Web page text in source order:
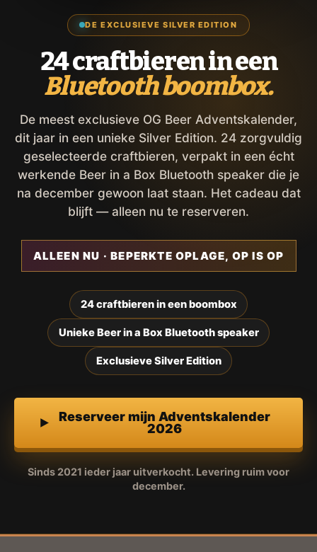
DE EXCLUSIEVE SILVER EDITION
24 craftbieren in een
Bluetooth boombox.
De meest exclusieve OG Beer Adventskalender,
dit jaar in een unieke Silver Edition. 24 zorgvuldig
geselecteerde craftbieren, verpakt in een écht
werkende Beer in a Box Bluetooth speaker die je
na december gewoon laat staan. Het cadeau dat
blijft — alleen nu te reserveren.
ALLEEN NU · BEPERKTE OPLAGE, OP IS OP
24 craftbieren in een boombox
Unieke Beer in a Box Bluetooth speaker
Exclusieve Silver Edition
Reserveer mijn Adventskalender
2026
Sinds 2021 ieder jaar uitverkocht. Levering ruim voor
december.